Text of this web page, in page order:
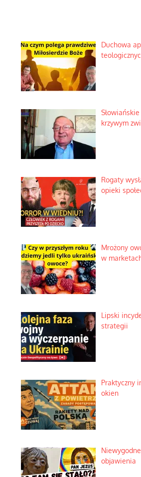
Duchowa
krzywym
Rogaty
opieki
Mrożony
w
Lipski
strategii
Praktyczny
okien
objawienia